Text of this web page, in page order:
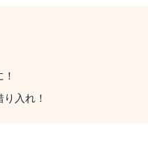
入れ！